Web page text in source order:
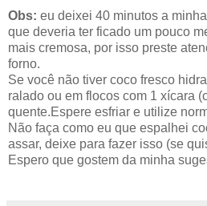
Obs: eu deixei 40 minutos a
que deveria ter ficado um pouco
mais cremosa, por isso preste
forno.
Se você não tiver coco fresco
ralado ou em flocos com 1 xícara
quente.Espere esfriar e utilize
Não faça como eu que espalhei
assar, deixe para fazer isso (se
Espero que gostem da minha